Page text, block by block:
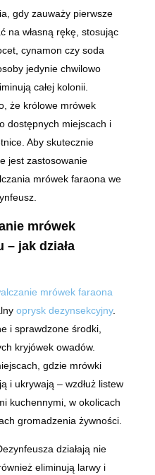
gdy zauważy pierwsze
na własną rękę, stosując
cynamon czy soda
jedynie chwilowo
całej kolonii.
że królowe mrówek
dostępnych miejscach i
Aby skutecznie
jest zastosowanie
mrówek faraona we
mrówek
– jak działa
mrówek faraona
oprysk dezynsekcyjny.
i sprawdzone środki,
kryjówek owadów.
gdzie mrówki
i ukrywają – wzdłuż listew
kuchennymi, w okolicach
gromadzenia żywności.
działają nie
eliminują larwy i